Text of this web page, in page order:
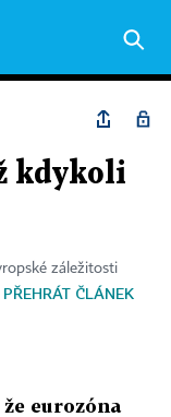
kdykoli
záležitosti
PŘEHRÁT ČLÁNEK
eurozóna